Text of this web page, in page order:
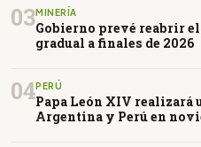
03MINERÍA
Gobierno prevé reabrir
gradual a finales de 2026
04PERÚ
Papa León XIV realizará
Argentina y Perú en